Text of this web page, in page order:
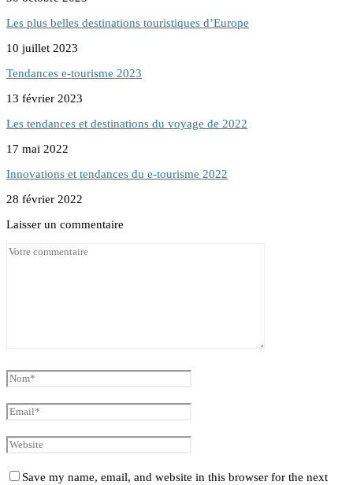
Les plus belles destinations touristiques d’Europe
10 juillet 2023
Tendances e-tourisme 2023
13 février 2023
Les tendances et destinations du voyage de 2022
17 mai 2022
Innovations et tendances du e-tourisme 2022
28 février 2022
Laisser un commentaire
Save my name, email, and website in this browser for the next